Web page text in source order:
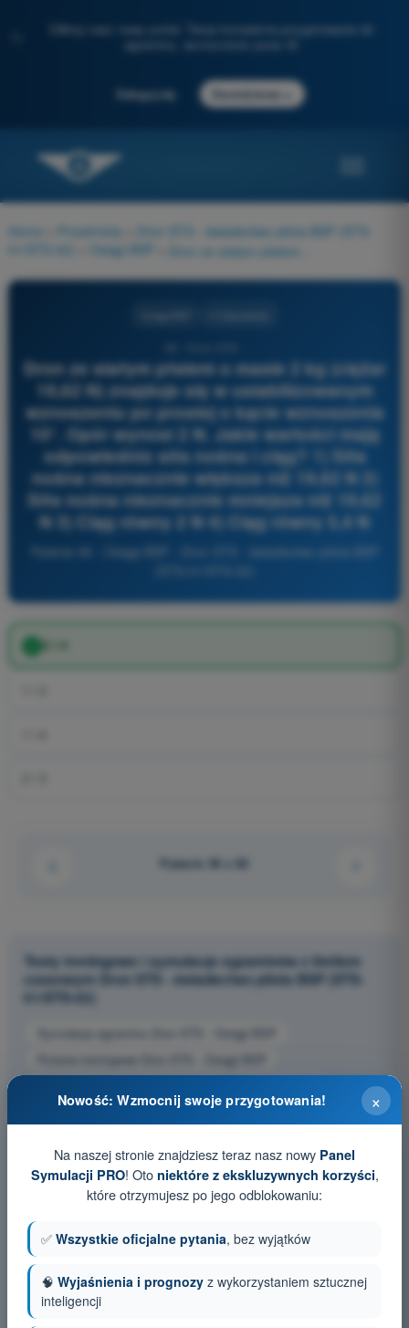
Odkryj nasz nowy portal: Twoje kompletne przygotowanie do
Zaloguj się Zacznij teraz
Home Przedmioty
Dron STS - świadectwo pilota BSP (STS-
Osiągi BSP
Dron ze stałym płatem o masie 2 kg (ciężar
19,62 N) znajduje się w ustabilizowanym
wznoszeniu po prostej o kącie wznoszenia
10°. Opór wynosi 2 N. Jakie wartości mają
odpowiednio siła nośna i ciąg? 1) Siła
nośna nieznacznie większa niż 19,62 N 2)
Siła nośna nieznacznie mniejsza niż 19,62
N 3) Ciąg równy 2 N 4) Ciąg równy 5,4 N
Pytanie 36 - Osiągi BSP - Dron STS - świadectwo pilota BSP
2 i 4
Pytanie 36 z 82
Testy treningowe i symulacje egzaminów z limitem
czasowym Dron STS - świadectwo pilota BSP (STS-
Symulacja egzaminu Dron STS - Osiągi BSP
Pytania treningowe Dron STS - Osiągi BSP
×
Nowość: Wzmocnij swoje przygotowania!
Na naszej stronie znajdziesz teraz nasz nowy Panel
Symulacji PRO! Oto niektóre z ekskluzywnych korzyści,
które otrzymujesz po jego odblokowaniu:
✅ Wszystkie oficjalne pytania, bez wyjątków
🧠 Wyjaśnienia i prognozy z wykorzystaniem sztucznej
inteligencji